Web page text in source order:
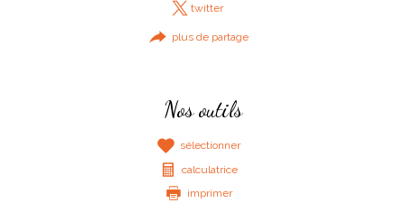
twitter
plus de partage
Nos outils
sélectionner
calculatrice
imprimer